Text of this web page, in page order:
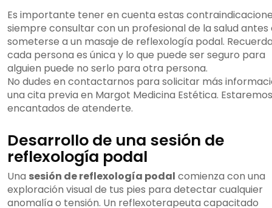
Es importante tener en cuenta estas
siempre consultar con un profesional de la salud antes
someterse a un masaje de reflexología podal.
cada persona es única y lo que puede ser seguro para
alguien puede no serlo para otra persona.
No dudes en contactarnos para solicitar más
una cita previa en Margot Medicina Estética. Estaremos
encantados de atenderte.
Desarrollo de una sesión de
reflexología podal
Una sesión de reflexología podal comienza con una
exploración visual de tus pies para detectar cualquier
anomalía o tensión. Un reflexoterapeuta capacitado